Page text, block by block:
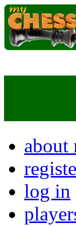
about
log in